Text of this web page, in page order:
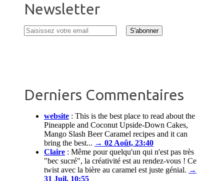
Newsletter
Derniers Commentaires
website : This is the best place to read about the
Pineapple and Coconut Upside-Down Cakes,
Mango Slash Beer Caramel recipes and it can
bring the best... → 02 Août, 23:40
Claire : Même pour quelqu'un qui n'est pas très
"bec sucré", la créativité est au rendez-vous ! Ce
twist avec la bière au caramel est juste génial. →
31 Juil, 10:55